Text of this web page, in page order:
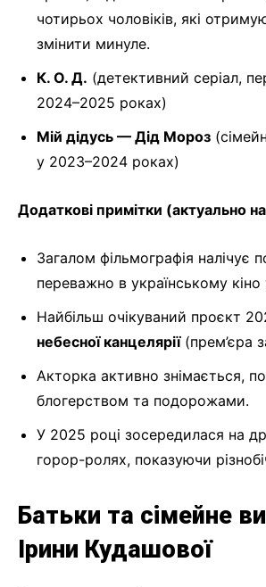
чотирьох чоловіків, які
змінити минуле.
К. О. Д. (детективний серіал,
2024–2025 роках)
Мій дідусь — Дід Мороз
у 2023–2024 роках)
Додаткові примітки (актуально
Загалом фільмографія налічує
переважно в українському кіно
Найбільш очікуваний проєкт
небесної канцелярії(прем’єра
Акторка активно знімається,
блогерством та подорожами.
У 2025 році зосередилася на
горор-ролях, показуючи
Батьки та сімейне
Ірини Кудашової